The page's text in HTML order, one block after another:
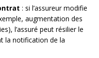
: si l’assureur modifie
augmentation des
l’assuré peut résilier le
la notification de la